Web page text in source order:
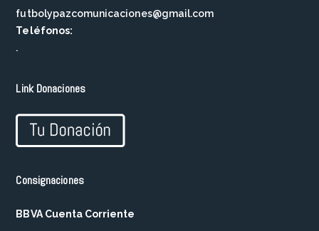
futbolypazcomunicaciones@gmail.com
Teléfonos:
.
Link Donaciones
Consignaciones
BBVA Cuenta Corriente